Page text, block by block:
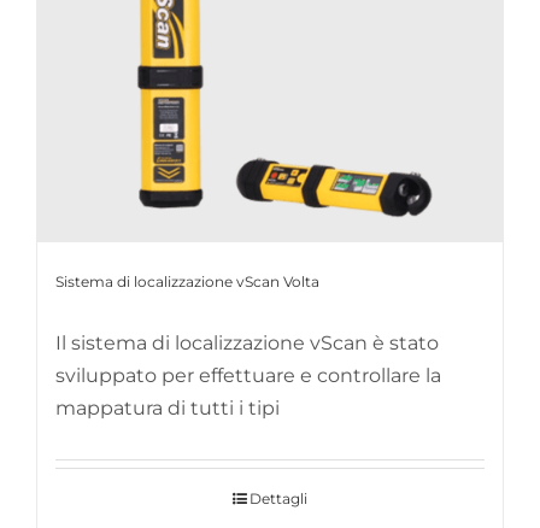
Sistema di localizzazione vScan Volta
Il sistema di localizzazione vScan è stato
sviluppato per effettuare e controllare la
mappatura di tutti i tipi
Dettagli